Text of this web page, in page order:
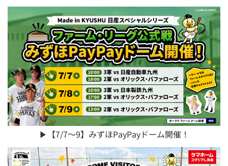
▶【7/7～9】みずほPayPayドーム開催！